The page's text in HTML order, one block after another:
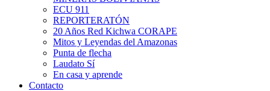
ECU 911
REPORTERATÓN
20 Años Red Kichwa CORAPE
Mitos y Leyendas del Amazonas
Punta de flecha
Laudato Sí
En casa y aprende
Contacto